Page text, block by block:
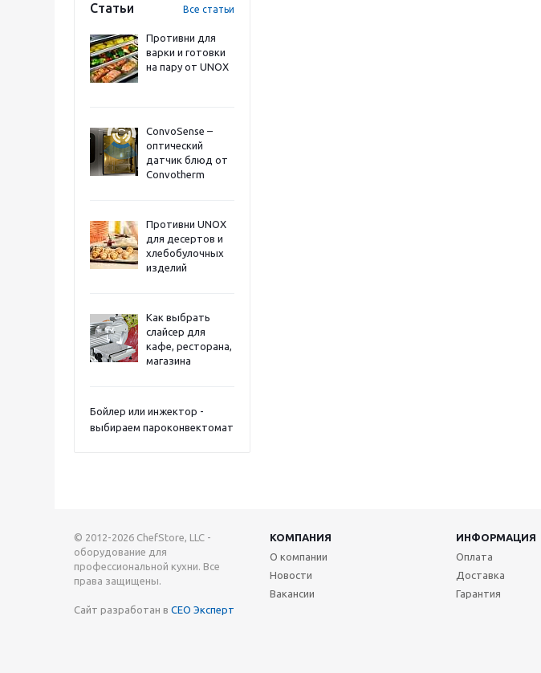
Статьи Все статьи
Противни для
варки и готовки
на пару от UNOX
ConvoSense –
оптический
датчик блюд от
Convotherm
Противни UNOX
для десертов и
хлебобулочных
изделий
Как выбрать
слайсер для
кафе, ресторана,
магазина
Бойлер или инжектор -
выбираем пароконвектомат
© 2012-2026 ChefStore, LLC -
оборудование для
профессиональной кухни. Все
права защищены.
Сайт разработан в СЕО Эксперт
КОМПАНИЯ ИНФОРМАЦИЯ
О компании
Новости
Вакансии
Оплата
Доставка
Гарантия